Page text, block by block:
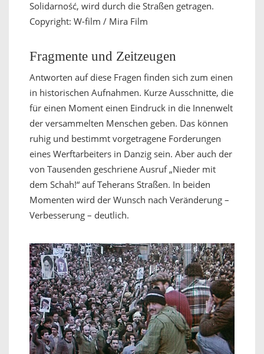
Solidarność, wird durch die Straßen getragen.
Copyright: W-film / Mira Film
Fragmente und Zeitzeugen
Antworten auf diese Fragen finden sich zum einen
in historischen Aufnahmen. Kurze Ausschnitte, die
für einen Moment einen Eindruck in die Innenwelt
der versammelten Menschen geben. Das können
ruhig und bestimmt vorgetragene Forderungen
eines Werftarbeiters in Danzig sein. Aber auch der
von Tausenden geschriene Ausruf „Nieder mit
dem Schah!“ auf Teherans Straßen. In beiden
Momenten wird der Wunsch nach Veränderung –
Verbesserung – deutlich.